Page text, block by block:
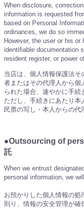
When disclosure,
information is requested
based on Personal
ordinances, we do so
However, the user or his
identifiable documentation
resident register, or power
当店は、個人情報保護法
者またはその代理人から個
られた場合、速やかに手続
ただし、手続きにあたり
民票の写し・本人からの代
●Outsourcing of
託
When we entrust
personal information, we
お預かりした個人情報の
則り、情報の安全管理が